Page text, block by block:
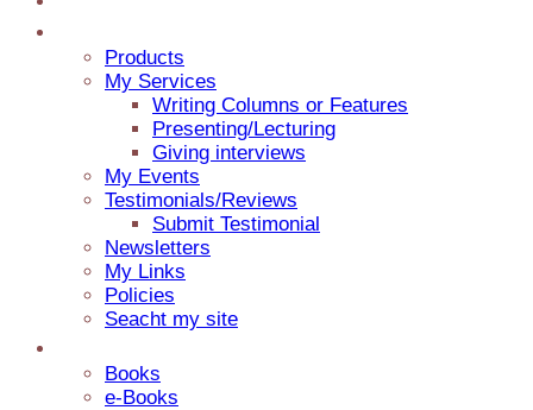
Products
My Services
Writing Columns or Features
Presenting/Lecturing
Giving interviews
My Events
Testimonials/Reviews
Submit Testimonial
Newsletters
My Links
Policies
Seacht my site
Books
e-Books